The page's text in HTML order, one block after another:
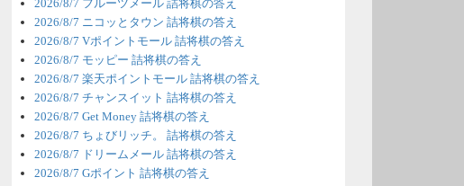
ません。
6/22 2:12（Dr.N）
ちょびリッチが10：00までメンテ
ナンスとのことなので、本日分の
更新は難しいかもしれません。
6/20 18:45（Dr.N）
2026/8/7 フルーツメール 詰将棋の答え
2026/8/7 ニコッとタウン 詰将棋の答え
2026/8/7 Vポイントモール 詰将棋の答え
2026/8/7 モッピー 詰将棋の答え
2026/8/7 楽天ポイントモール 詰将棋の答え
2026/8/7 チャンスイット 詰将棋の答え
2026/8/7 Get Money 詰将棋の答え
2026/8/7 ちょびリッチ。 詰将棋の答え
2026/8/7 ドリームメール 詰将棋の答え
2026/8/7 Gポイント 詰将棋の答え